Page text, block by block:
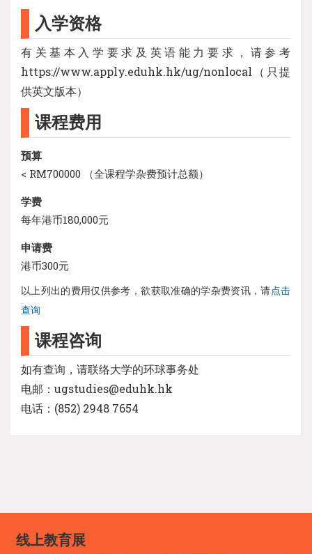
入学资格
有关基本入学要求及英语能力要求，请参考
https://www.apply.eduhk.hk/ug/nonlocal（只提
供英文版本）
课程费用
预算
< RM700000 （全课程学杂费预计总额）
学费
每年港币180,000元
申请费
港币300元
以上列出的费用仅供参考，欲获取准确的学杂费资讯，请点击
查询
课程咨询
如有查询，请联络大学的环球事务处
电邮：ugstudies@eduhk.hk
电话：(852) 2948 7654
线上教育展